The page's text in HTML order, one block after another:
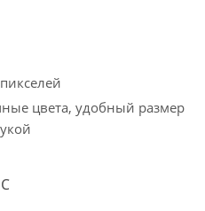
цвета, удобный размер